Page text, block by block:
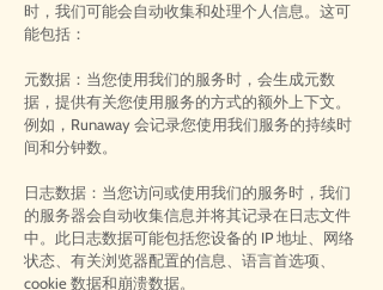
时，我们可能会自动收集和处理个人信息。这可
能包括：
元数据：当您使用我们的服务时，会生成元数
据，提供有关您使用服务的方式的额外上下文。
例如，Runaway 会记录您使用我们服务的持续时
间和分钟数。
日志数据：当您访问或使用我们的服务时，我们
的服务器会自动收集信息并将其记录在日志文件
中。此日志数据可能包括您设备的 IP 地址、网络
状态、有关浏览器配置的信息、语言首选项、
cookie 数据和崩溃数据。